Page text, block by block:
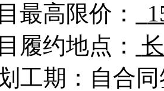
最高限价：
履约地点：
工期：自合